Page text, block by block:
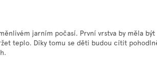
jarním počasí. První vrstva by měla
teplo. Díky tomu se děti budou cítit